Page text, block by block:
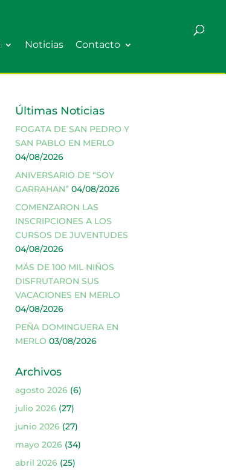
Noticias Contacto
Últimas Noticias
FOGATA DE SAN PEDRO Y
SAN PABLO EN MERLO
04/08/2026
ANIVERSARIO DE “SOY
GARRAHAN” 04/08/2026
COMENZARON LAS
INSCRIPCIONES A LOS
CURSOS DE JUVENTUDES
04/08/2026
MÁS DE 100 MIL NIÑOS
DISFRUTARON SUS
VACACIONES EN MERLO
04/08/2026
PEÑA DOMINGUERA EN
MERLO 03/08/2026
Archivos
agosto 2026(6)
julio 2026(27)
junio 2026(27)
mayo 2026(34)
abril 2026(25)